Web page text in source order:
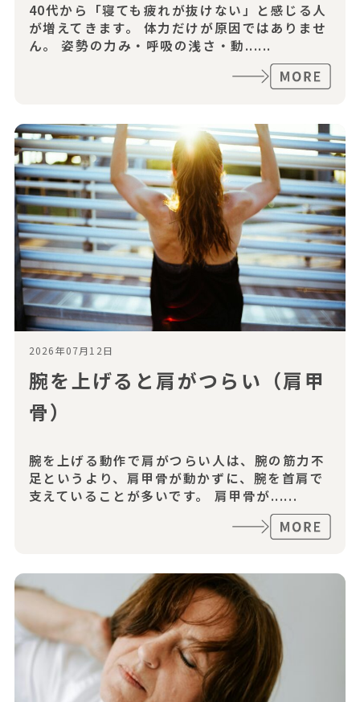
40代から「寝ても疲れが抜けない」と感じる人
が増えてきます。 体力だけが原因ではありませ
ん。 姿勢の力み・呼吸の浅さ・動......
2026年07月12日
腕を上げると肩がつらい（肩甲
骨）
腕を上げる動作で肩がつらい人は、腕の筋力不
足というより、肩甲骨が動かずに、腕を首肩で
支えていることが多いです。 肩甲骨が......